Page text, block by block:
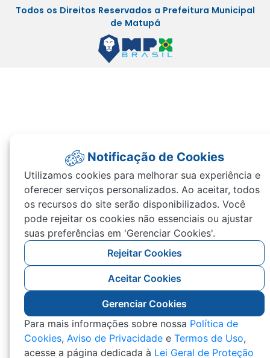
Todos os Direitos Reservados a Prefeitura Municipal
de Matupá
Notificação de Cookies
Utilizamos cookies para melhorar sua experiência e
oferecer serviços personalizados. Ao aceitar, todos
os recursos do site serão disponibilizados. Você
pode rejeitar os cookies não essenciais ou ajustar
suas preferências em 'Gerenciar Cookies'.
Rejeitar Cookies
Aceitar Cookies
Gerenciar Cookies
Para mais informações sobre nossa Política de
Cookies, Aviso de Privacidade e Termos de Uso,
acesse a página dedicada à Lei Geral de Proteção